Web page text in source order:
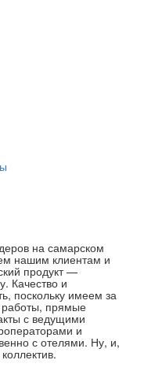
на самарском
нашим клиентам и
продукт —
Качество и
поскольку имеем за
прямые
с ведущими
и
с отелями. Ну, и,